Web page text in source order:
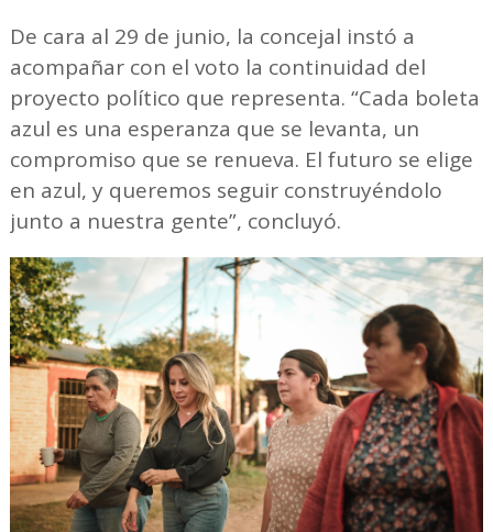
De cara al 29 de junio, la concejal instó a
acompañar con el voto la continuidad del
proyecto político que representa. “Cada boleta
azul es una esperanza que se levanta, un
compromiso que se renueva. El futuro se elige
en azul, y queremos seguir construyéndolo
junto a nuestra gente”, concluyó.